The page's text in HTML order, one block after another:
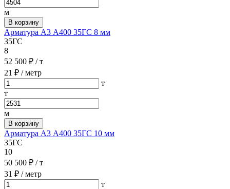
м
В корзину
Арматура А3 А400 35ГС 8 мм
35ГС
8
52 500 ₽ / т
21 ₽ / метр
т
т
м
В корзину
Арматура А3 А400 35ГС 10 мм
35ГС
10
50 500 ₽ / т
31 ₽ / метр
т